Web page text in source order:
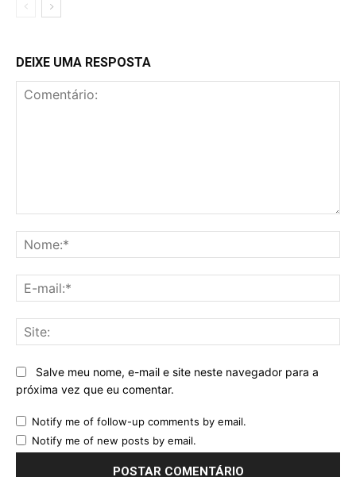
DEIXE UMA RESPOSTA
Salve meu nome, e-mail e site neste navegador para a
próxima vez que eu comentar.
Notify me of follow-up comments by email.
Notify me of new posts by email.